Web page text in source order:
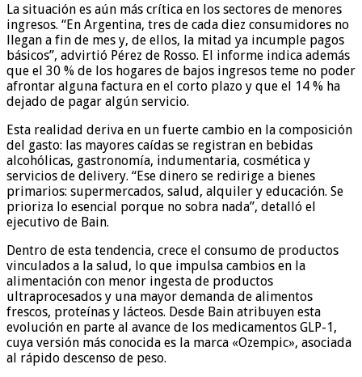
La situación es aún más crítica en los sectores de menores
ingresos. “En Argentina, tres de cada diez consumidores no
llegan a fin de mes y, de ellos, la mitad ya incumple pagos
básicos”, advirtió Pérez de Rosso. El informe indica además
que el 30 % de los hogares de bajos ingresos teme no poder
afrontar alguna factura en el corto plazo y que el 14 % ha
dejado de pagar algún servicio.
Esta realidad deriva en un fuerte cambio en la composición
del gasto: las mayores caídas se registran en bebidas
alcohólicas, gastronomía, indumentaria, cosmética y
servicios de delivery. “Ese dinero se redirige a bienes
primarios: supermercados, salud, alquiler y educación. Se
prioriza lo esencial porque no sobra nada”, detalló el
ejecutivo de Bain.
Dentro de esta tendencia, crece el consumo de productos
vinculados a la salud, lo que impulsa cambios en la
alimentación con menor ingesta de productos
ultraprocesados y una mayor demanda de alimentos
frescos, proteínas y lácteos. Desde Bain atribuyen esta
evolución en parte al avance de los medicamentos GLP-1,
cuya versión más conocida es la marca «Ozempic», asociada
al rápido descenso de peso.